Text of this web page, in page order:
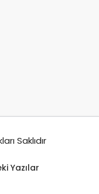
Saklıdır
Yazılar